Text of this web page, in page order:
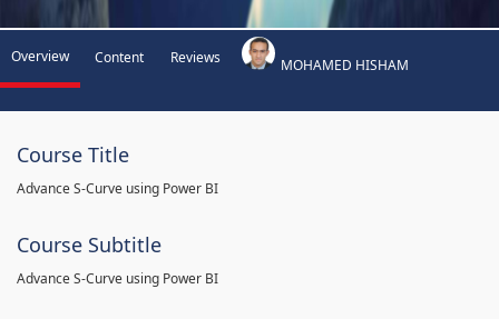
Overview Content Reviews MOHAMED HISHAM
Course Title
Advance S-Curve using Power BI
Course Subtitle
Advance S-Curve using Power BI